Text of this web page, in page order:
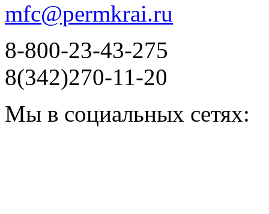
mfc@permkrai.ru
8-800-23-43-275
8(342)270-11-20
Мы в социальных сетях: